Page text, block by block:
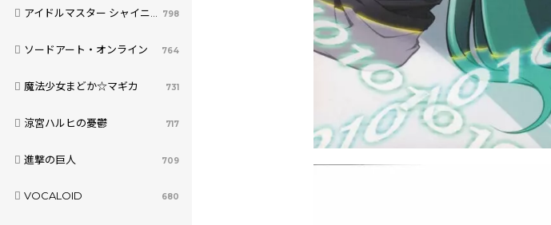
アイドルマスター シャイニーカラーズ 798
ソードアート・オンライン 764
魔法少女まどか☆マギカ 731
涼宮ハルヒの憂鬱 717
進撃の巨人 709
VOCALOID 680